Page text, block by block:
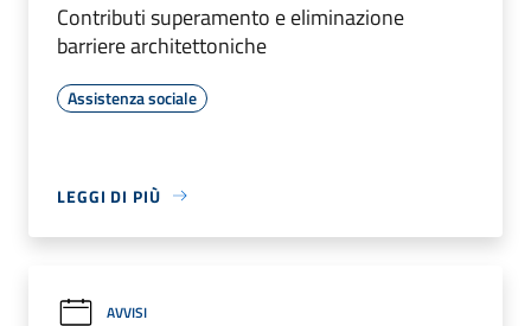
Contributi superamento e eliminazione
barriere architettoniche
Assistenza sociale
LEGGI DI PIÙ
AVVISI